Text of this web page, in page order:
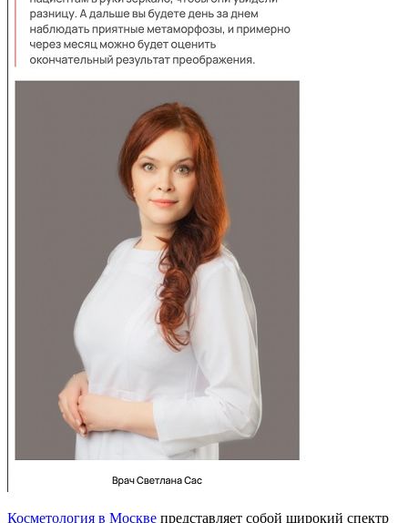
Косметология в Москве представляет собой широкий спектр